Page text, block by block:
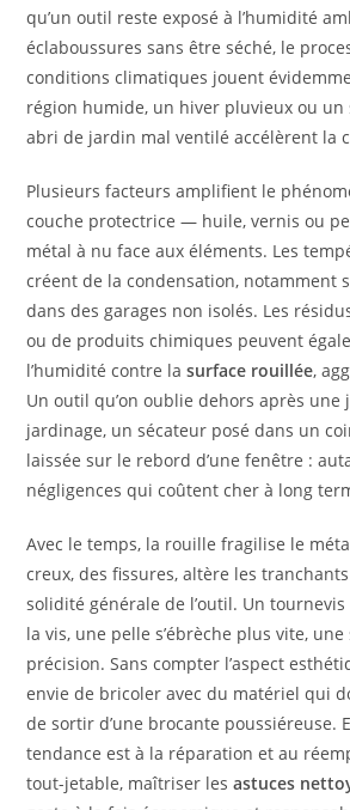
qu’un outil reste exposé à l’humidité
éclaboussures sans être séché, le
conditions climatiques jouent
région humide, un hiver pluvieux ou un
abri de jardin mal ventilé accélèrent la
Plusieurs facteurs amplifient le
couche protectrice — huile, vernis ou
métal à nu face aux éléments. Les
créent de la condensation, notamment
dans des garages non isolés. Les
ou de produits chimiques peuvent
l’humidité contre lasurface rouillée,
Un outil qu’on oublie dehors après une
jardinage, un sécateur posé dans un
laissée sur le rebord d’une fenêtre :
négligences qui coûtent cher à long
Avec le temps, la rouille fragilise le
creux, des fissures, altère les
solidité générale de l’outil. Un
la vis, une pelle s’ébrèche plus vite,
précision. Sans compter l’aspect
envie de bricoler avec du matériel qui
de sortir d’une brocante poussiéreuse.
tendance est à la réparation et au
tout-jetable, maîtriser lesastuces